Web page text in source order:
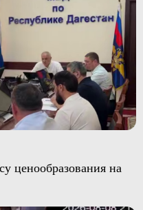
ценообразования на